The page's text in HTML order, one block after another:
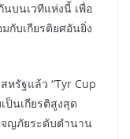
บนเวทีแห่งนี้ เพื่อ
กับเกียรติยศอันยิ่ง
หรัฐแล้ว “Tyr Cup
ป็นเกียรติสูงสุด
ญภัยระดับตำนาน